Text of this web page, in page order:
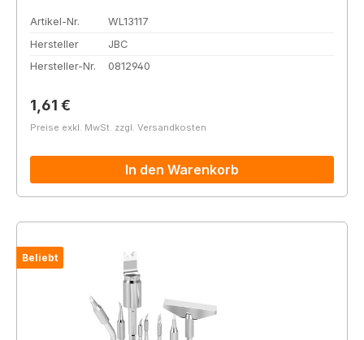
Artikel-Nr.
WL13117
Hersteller
JBC
Hersteller-Nr.
0812940
Regulärer Preis:
1,61 €
Preise exkl. MwSt. zzgl. Versandkosten
In den Warenkorb
Beliebt